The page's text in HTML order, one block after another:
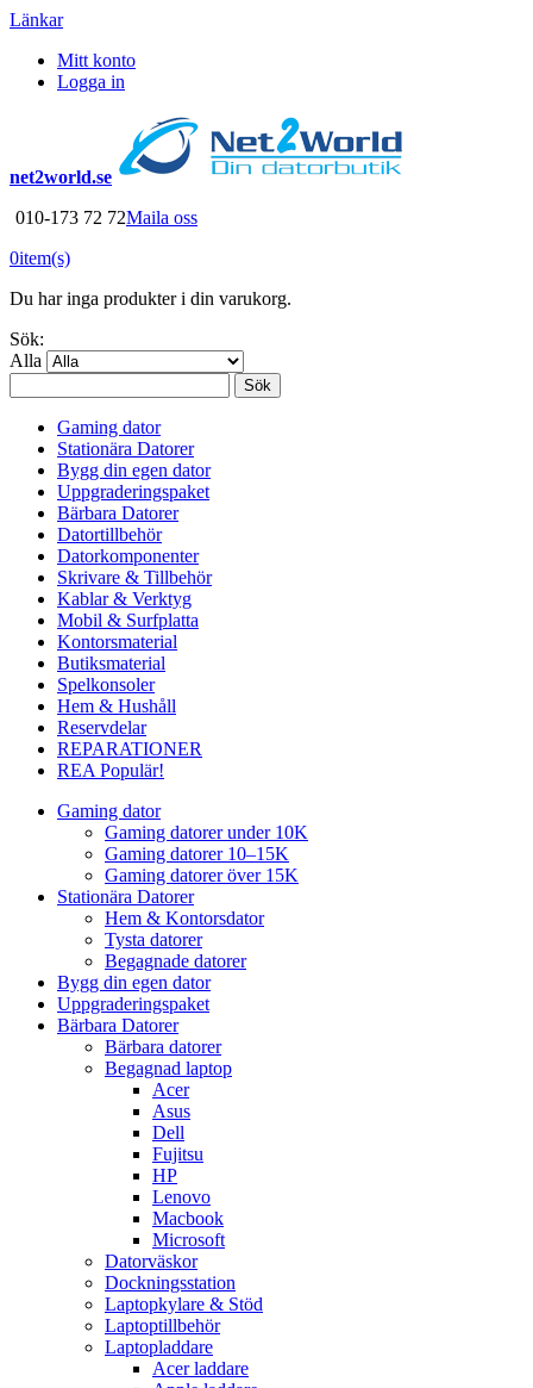
Länkar
Mitt konto
Logga in
net2world.se
010-173 72 72Maila oss
0item(s)
Du har inga produkter i din varukorg.
Sök:
Alla
Sök
Gaming dator
Stationära Datorer
Bygg din egen dator
Uppgraderingspaket
Bärbara Datorer
Datortillbehör
Datorkomponenter
Skrivare & Tillbehör
Kablar & Verktyg
Mobil & Surfplatta
Kontorsmaterial
Butiksmaterial
Spelkonsoler
Hem & Hushåll
Reservdelar
REPARATIONER
REA Populär!
Gaming dator
Gaming datorer under 10K
Gaming datorer 10–15K
Gaming datorer över 15K
Stationära Datorer
Hem & Kontorsdator
Tysta datorer
Begagnade datorer
Bygg din egen dator
Uppgraderingspaket
Bärbara Datorer
Bärbara datorer
Begagnad laptop
Acer
Asus
Dell
Fujitsu
HP
Lenovo
Macbook
Microsoft
Datorväskor
Dockningsstation
Laptopkylare & Stöd
Laptoptillbehör
Laptopladdare
Acer laddare